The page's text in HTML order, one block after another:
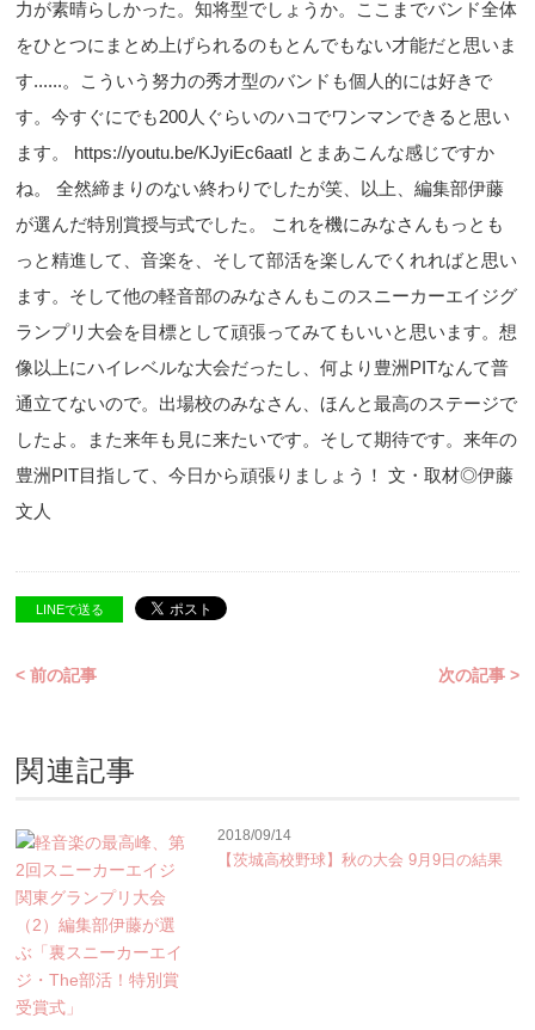
力が素晴らしかった。知将型でしょうか。ここまでバンド全体
をひとつにまとめ上げられるのもとんでもない才能だと思いま
す......。こういう努力の秀才型のバンドも個人的には好きで
す。今すぐにでも200人ぐらいのハコでワンマンできると思い
ます。 https://youtu.be/KJyiEc6aatI とまあこんな感じですか
ね。 全然締まりのない終わりでしたが笑、以上、編集部伊藤
が選んだ特別賞授与式でした。 これを機にみなさんもっとも
っと精進して、音楽を、そして部活を楽しんでくれればと思い
ます。そして他の軽音部のみなさんもこのスニーカーエイジグ
ランプリ大会を目標として頑張ってみてもいいと思います。想
像以上にハイレベルな大会だったし、何より豊洲PITなんて普
通立てないので。出場校のみなさん、ほんと最高のステージで
したよ。また来年も見に来たいです。そして期待です。来年の
豊洲PIT目指して、今日から頑張りましょう！ 文・取材◎伊藤
文人
LINEで送る
< 前の記事 次の記事 >
関連記事
2018/09/14
【茨城高校野球】秋の大会 9月9日の結果